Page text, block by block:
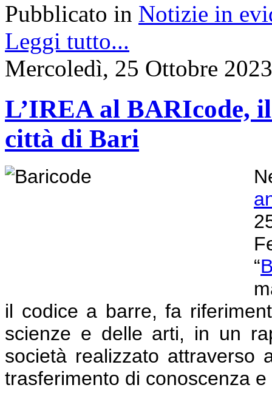
Pubblicato in Notizie in
Leggi tutto...
Mercoledì, 25 Ottobre
L’IREA al BARIcode,
città di Bari
“
il codice a barre, fa
scienze e delle arti, in un
società realizzato attraverso
trasferimento di conoscenza